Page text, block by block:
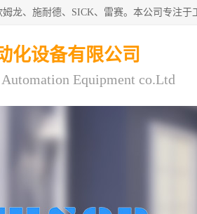
龙、施耐德、SICK、雷赛。本公司专注于
化设备有限公司
Automation Equipment co.Ltd